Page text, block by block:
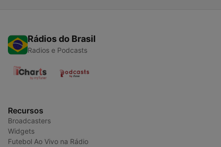
Rádios do Brasil
Radios e Podcasts
Recursos
Broadcasters
Widgets
Futebol Ao Vivo na Rádio